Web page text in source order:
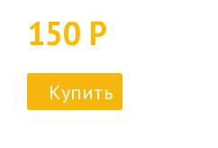
150 Р
Купить